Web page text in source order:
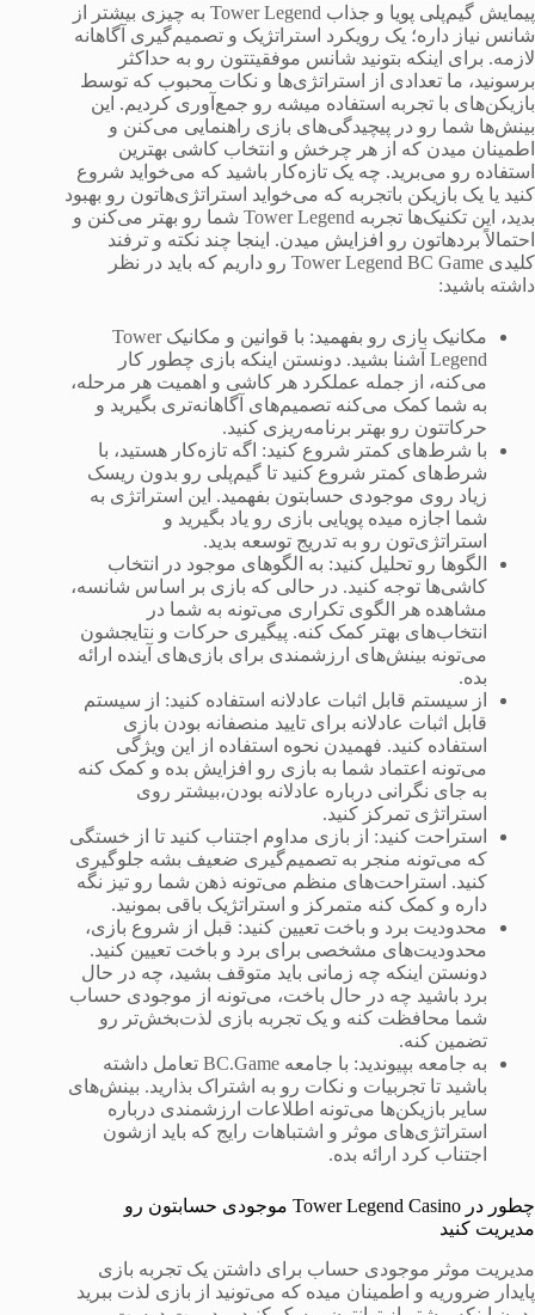
پیمایش گیم‌پلی پویا و جذاب Tower Legend به چیزی بیشتر از
شانس نیاز داره؛ یک رویکرد استراتژیک و تصمیم‌گیری آگاهانه
لازمه. برای اینکه بتونید شانس موفقیتتون رو به حداکثر
برسونید، ما تعدادی از استراتژی‌ها و نکات محبوب که توسط
بازیکن‌های با تجربه استفاده میشه رو جمع‌آوری کردیم. این
بینش‌ها شما رو در پیچیدگی‌های بازی راهنمایی می‌کنن و
اطمینان میدن که از هر چرخش و انتخاب کاشی بهترین
استفاده رو می‌برید. چه یک تازه‌کار باشید که می‌خواید شروع
کنید یا یک بازیکن باتجربه که می‌خواید استراتژی‌هاتون رو بهبود
بدید، این تکنیک‌ها تجربه Tower Legend شما رو بهتر می‌کنن و
احتمالاً برد‌هاتون رو افزایش میدن. اینجا چند نکته و ترفند
کلیدی Tower Legend BC Game رو داریم که باید در نظر
داشته باشید:
مکانیک بازی رو بفهمید: با قوانین و مکانیک Tower
Legend آشنا بشید. دونستن اینکه بازی چطور کار
می‌کنه، از جمله عملکرد هر کاشی و اهمیت هر مرحله،
به شما کمک می‌کنه تصمیم‌های آگاهانه‌تری بگیرید و
حرکاتتون رو بهتر برنامه‌ریزی کنید.
با شرط‌های کمتر شروع کنید: اگه تازه‌کار هستید، با
شرط‌های کمتر شروع کنید تا گیم‌پلی رو بدون ریسک
زیاد روی موجودی حسابتون بفهمید. این استراتژی به
شما اجازه میده پویایی بازی رو یاد بگیرید و
استراتژی‌تون رو به تدریج توسعه بدید.
الگوها رو تحلیل کنید: به الگوهای موجود در انتخاب
کاشی‌ها توجه کنید. در حالی که بازی بر اساس شانسه،
مشاهده هر الگوی تکراری می‌تونه به شما در
انتخاب‌های بهتر کمک کنه. پیگیری حرکات و نتایجشون
می‌تونه بینش‌های ارزشمندی برای بازی‌های آینده ارائه
بده.
از سیستم قابل اثبات عادلانه استفاده کنید: از سیستم
قابل اثبات عادلانه برای تایید منصفانه بودن بازی
استفاده کنید. فهمیدن نحوه استفاده از این ویژگی
می‌تونه اعتماد شما به بازی رو افزایش بده و کمک کنه
به جای نگرانی درباره عادلانه بودن،بیشتر روی
استراتژی تمرکز کنید.
استراحت کنید: از بازی مداوم اجتناب کنید تا از خستگی
که می‌تونه منجر به تصمیم‌گیری ضعیف بشه جلوگیری
کنید. استراحت‌های منظم می‌تونه ذهن شما رو تیز نگه
داره و کمک کنه متمرکز و استراتژیک باقی بمونید.
محدودیت برد و باخت تعیین کنید: قبل از شروع بازی،
محدودیت‌های مشخصی برای برد و باخت تعیین کنید.
دونستن اینکه چه زمانی باید متوقف بشید، چه در حال
برد باشید چه در حال باخت، می‌تونه از موجودی حساب
شما محافظت کنه و یک تجربه بازی لذت‌بخش‌تر رو
تضمین کنه.
به جامعه بپیوندید: با جامعه BC.Game تعامل داشته
باشید تا تجربیات و نکات رو به اشتراک بذارید. بینش‌های
سایر بازیکن‌ها می‌تونه اطلاعات ارزشمندی درباره
استراتژی‌های موثر و اشتباهات رایج که باید ازشون
اجتناب کرد ارائه بده.
چطور در Tower Legend Casino موجودی حسابتون رو
مدیریت کنید
مدیریت موثر موجودی حساب برای داشتن یک تجربه بازی
پایدار ضروریه و اطمینان میده که می‌تونید از بازی لذت ببرید